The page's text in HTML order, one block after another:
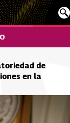
de
en la